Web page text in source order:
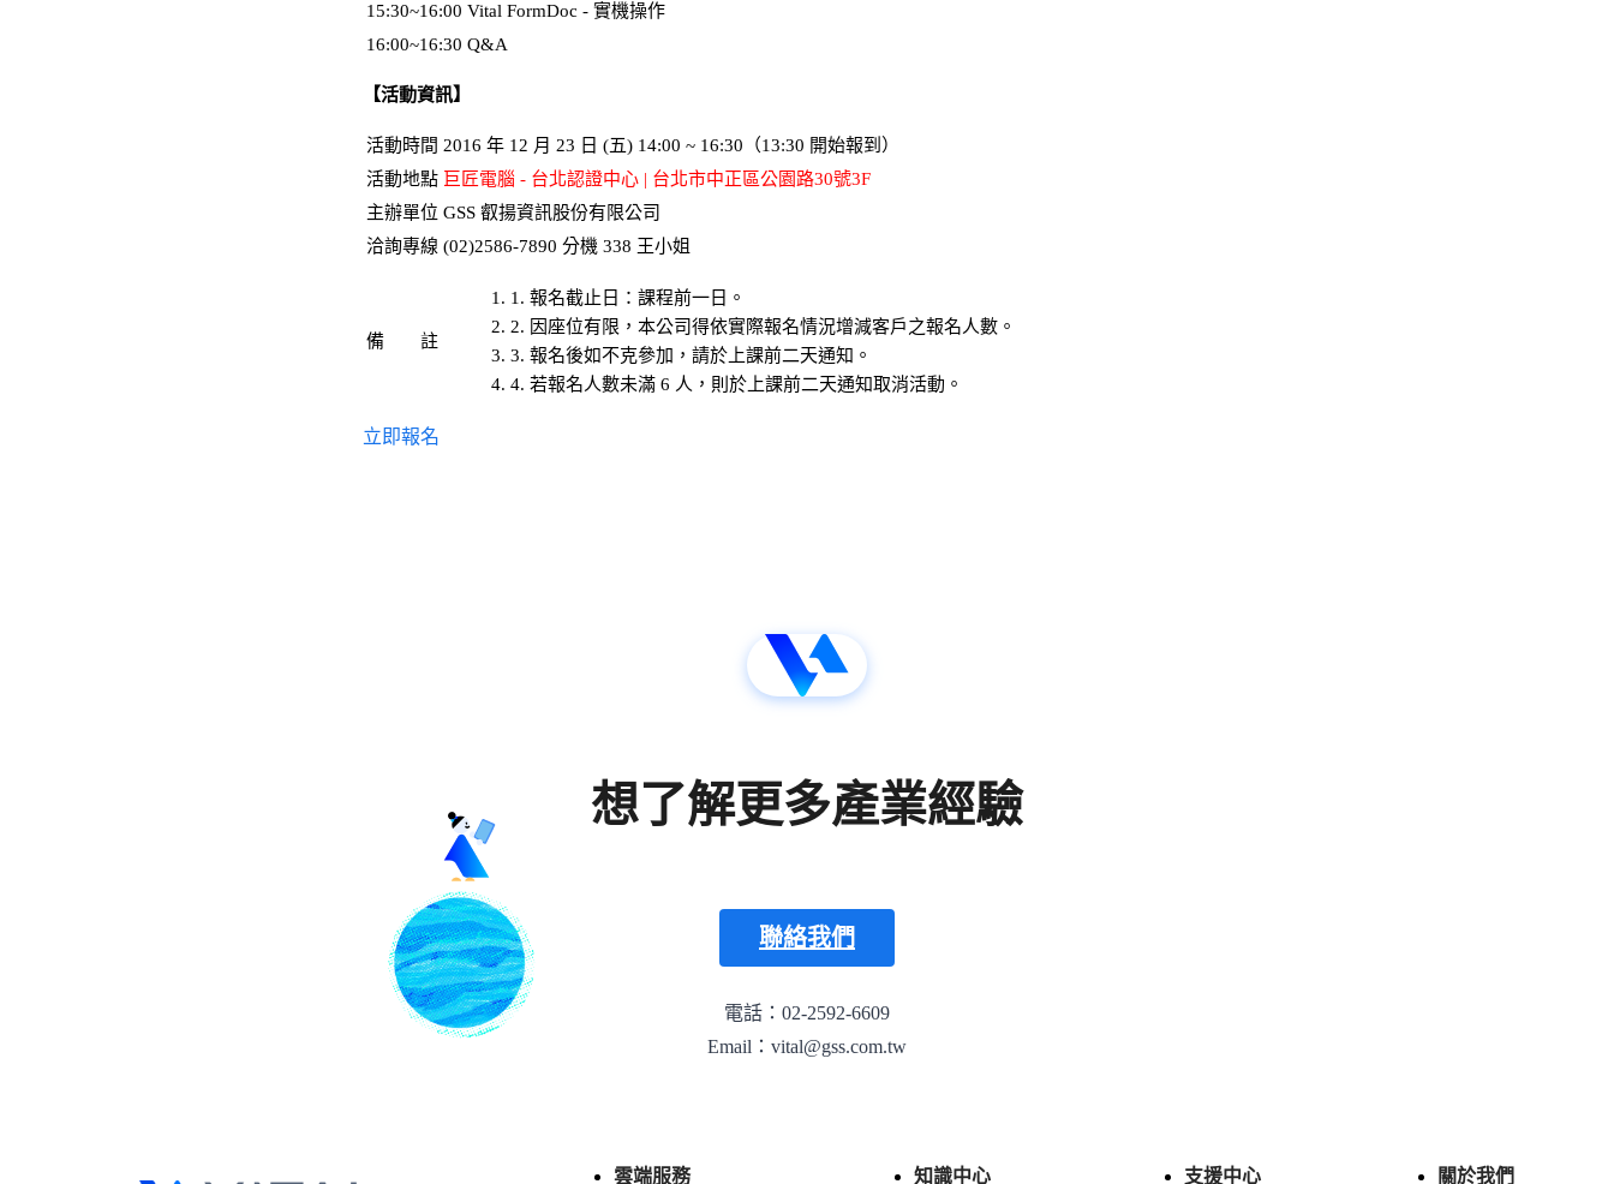
15:30~16:00 Vital FormDoc - 實機操作
16:00~16:30 Q&A
【活動資訊】
活動時間 2016 年 12 月 23 日 (五) 14:00 ~ 16:30（13:30 開始報到）
活動地點 巨匠電腦 - 台北認證中心 | 台北市中正區公園路30號3F
主辦單位 GSS 叡揚資訊股份有限公司
洽詢專線 (02)2586-7890 分機 338 王小姐
備 註
1. 報名截止日：課程前一日。
2. 因座位有限，本公司得依實際報名情況增減客戶之報名人數。
3. 報名後如不克參加，請於上課前二天通知。
4. 若報名人數未滿 6 人，則於上課前二天通知取消活動。
立即報名
想了解更多產業經驗
聯絡我們
電話：02-2592-6609
Email：vital@gss.com.tw
雲端服務 知識中心 支援中心 關於我們